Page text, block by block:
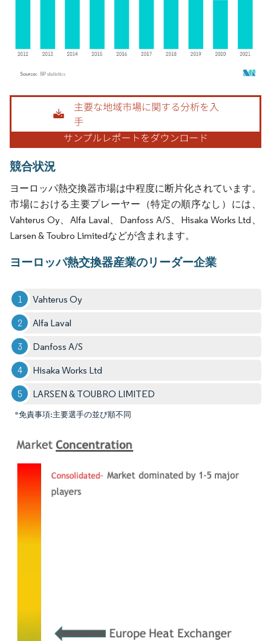
画像 © Mordor Intelligence。再利用にはCC BY 4.0の表示が必要です。
競合状況
ヨーロッパ熱交換器市場は中程度に断片化されています。
市場における主要プレーヤー（特定の順序なし）には、
Vahterus Oy、Alfa Laval、Danfoss A/S、Hisaka Works Ltd、
Larsen & Toubro Limitedなどが含まれます。
ヨーロッパ熱交換器産業のリーダー企業
Vahterus Oy
Alfa Laval
Danfoss A/S
Hisaka Works Ltd
LARSEN & TOUBRO LIMITED
*免責事項:主要選手の並び順不同